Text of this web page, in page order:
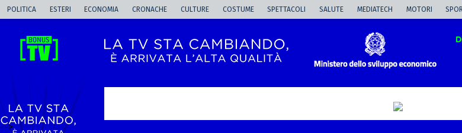
POLITICA ESTERI ECONOMIA CRONACHE CULTURE COSTUME SPETTACOLI SALUTE MEDIATECH MOTORI
-->